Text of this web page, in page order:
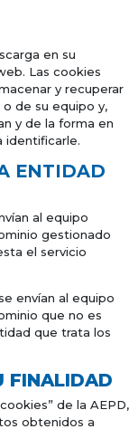
en su
Las cookies
y recuperar
de su equipo y,
y de la forma en
identificarle.
ENTIDAD
al equipo
gestionado
el servicio
envían al equipo
que no es
que trata los
FINALIDAD
de la AEPD,
obtenidos a